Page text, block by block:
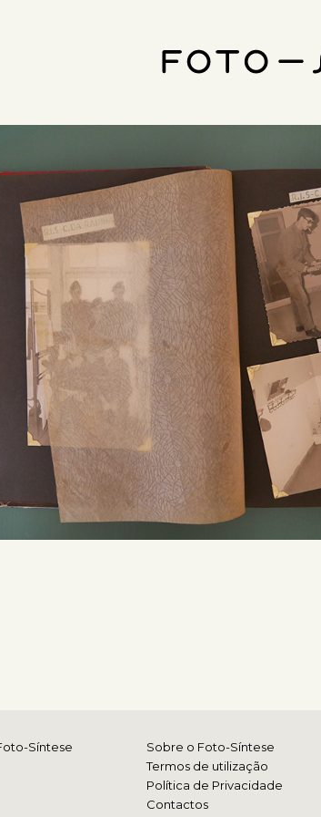
Sobre o Foto-Síntese
Termos de utilização
Política de Privacidade
Contactos
Síntese